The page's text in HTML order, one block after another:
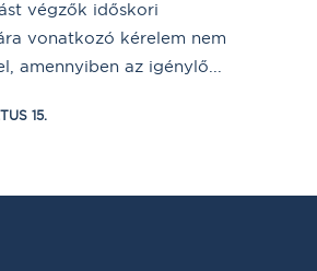
végzők időskori
vonatkozó kérelem nem
amennyiben az igénylő...
15.